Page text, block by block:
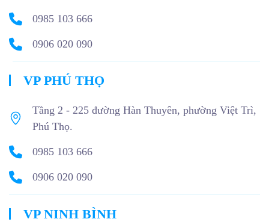
0985 103 666
0906 020 090
VP PHÚ THỌ
Tầng 2 - 225 đường Hàn Thuyên, phường Việt Trì,
Phú Thọ.
0985 103 666
0906 020 090
VP NINH BÌNH